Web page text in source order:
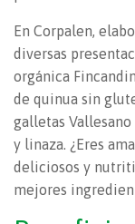
En Corpalen,
diversas
orgánica
de quinua sin
galletas
y linaza. ¿Eres
deliciosos y
mejores